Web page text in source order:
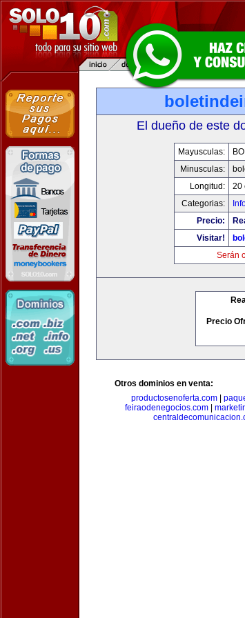
El dueño de este
Mayusculas:
Minusculas:
Longitud:
20
Categorias:
Precio:
Visitar!
Serán
Precio
Otros dominios en venta:
productosenoferta.com|
feiraodenegocios.com